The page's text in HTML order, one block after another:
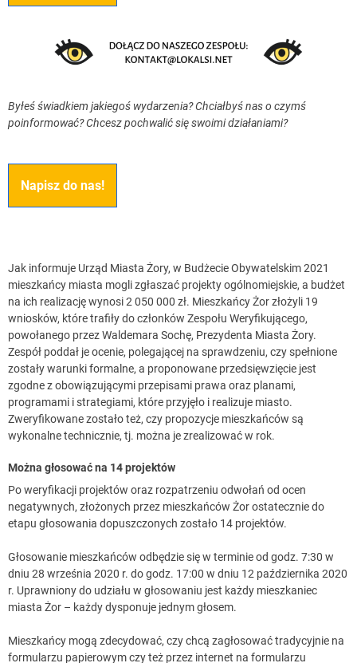
Byłeś świadkiem jakiegoś wydarzenia? Chciałbyś nas o czymś
poinformować? Chcesz pochwalić się swoimi działaniami?
Napisz do nas!
Jak informuje Urząd Miasta Żory, w Budżecie Obywatelskim 2021
mieszkańcy miasta mogli zgłaszać projekty ogólnomiejskie, a budżet
na ich realizację wynosi 2 050 000 zł. Mieszkańcy Żor złożyli 19
wniosków, które trafiły do członków Zespołu Weryfikującego,
powołanego przez Waldemara Sochę, Prezydenta Miasta Żory.
Zespół poddał je ocenie, polegającej na sprawdzeniu, czy spełnione
zostały warunki formalne, a proponowane przedsięwzięcie jest
zgodne z obowiązującymi przepisami prawa oraz planami,
programami i strategiami, które przyjęło i realizuje miasto.
Zweryfikowane zostało też, czy propozycje mieszkańców są
wykonalne technicznie, tj. można je zrealizować w rok.
Można głosować na 14 projektów
Po weryfikacji projektów oraz rozpatrzeniu odwołań od ocen
negatywnych, złożonych przez mieszkańców Żor ostatecznie do
etapu głosowania dopuszczonych zostało 14 projektów.
Głosowanie mieszkańców odbędzie się w terminie od godz. 7:30 w
dniu 28 września 2020 r. do godz. 17:00 w dniu 12 października 2020
r. Uprawniony do udziału w głosowaniu jest każdy mieszkaniec
miasta Żor – każdy dysponuje jednym głosem.
Mieszkańcy mogą zdecydować, czy chcą zagłosować tradycyjnie na
formularzu papierowym czy też przez internet na formularzu